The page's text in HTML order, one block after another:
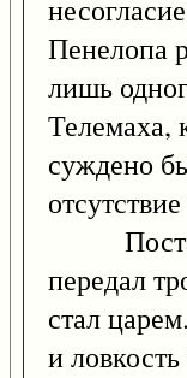
Пенелопа
лишь
Телемаха,
суждено
передал
стал
и